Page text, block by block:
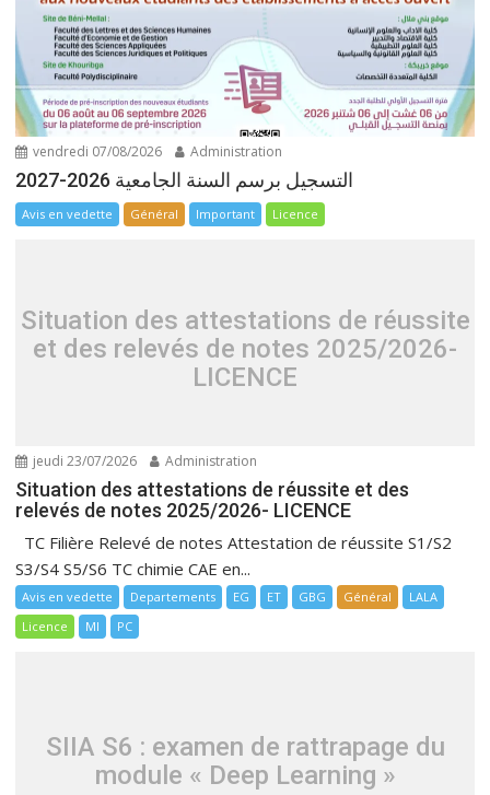
vendredi 07/08/2026 Administration
التسجيل برسم السنة الجامعية 2026-2027
Avis en vedette Général Important Licence
Situation des attestations de réussite
et des relevés de notes 2025/2026-
LICENCE
jeudi 23/07/2026 Administration
Situation des attestations de réussite et des
relevés de notes 2025/2026- LICENCE
TC Filière Relevé de notes Attestation de réussite S1/S2
S3/S4 S5/S6 TC chimie CAE en...
Avis en vedette Departements EG ET GBG Général
LALA
Licence
MI PC
SIIA S6 : examen de rattrapage du
module « Deep Learning »